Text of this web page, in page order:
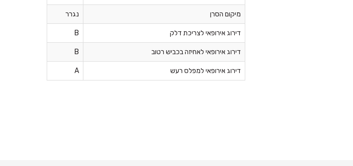
מיקום הסרן נגרר
דירוג אירופאי לצריכת דלק B
דירוג אירופאי לאחיזה בכביש רטוב B
דירוג אירופאי למפלס רעש A